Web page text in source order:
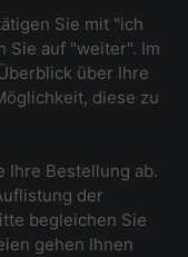
Sie mit "ich
Sie auf "weiter". Im
über Ihre
diese zu
Ihre Bestellung ab.
der
begleichen Sie
gehen Ihnen